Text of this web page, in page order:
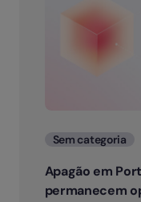
Categorias
Sem categoria
Apagão em
permanecem